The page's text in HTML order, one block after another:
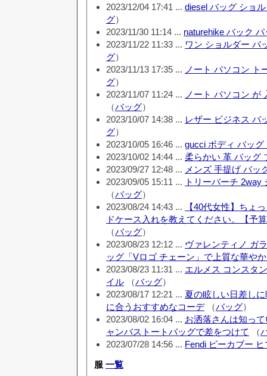
2023/12/04 17:41 ... diesel バッグ ショ
グ）
2023/11/30 11:14 ... naturehike バック パ
2023/11/22 11:33 ... ワン ショルダー バ
グ）
2023/11/13 17:35 ... ノート パソコン ト
グ）
2023/11/07 11:24 ... ノート パソコン が
（バッグ）
2023/10/07 14:38 ... レザー ビジネス バ
グ）
2023/10/05 16:46 ... gucci ボディ バッグ
2023/10/02 14:44 ... 柔らかい 革 バッグ
2023/09/27 12:48 ... メンズ 手提げ バッ
2023/09/05 15:11 ... トリーバーチ 2way
（バッグ）
2023/08/24 14:43 ...
【40代女性】ちょ
ドケース入れを教えてください。【予
（バッグ）
2023/08/23 12:12 ... ヴァレンティノ ガ
ッグ「Vロゴ チェーン」で上質な華や
2023/08/23 11:31 ... エルメス コンスタ
イル （バッグ）
2023/08/17 12:21 ... 夏の眩しい日差し
に合うおすすめなコーデ（バッグ）
2023/08/02 16:04 ... お洒落さんは知っ
ャンバストートバッグで差をつけて
（
2023/07/28 14:56 ... Fendi ピーカブー
服 一覧